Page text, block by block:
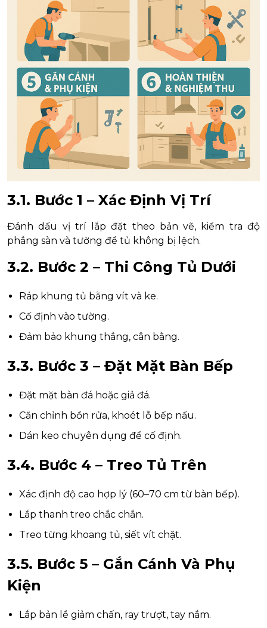
3.1. Bước 1 – Xác Định Vị Trí
Đánh dấu vị trí lắp đặt theo bản vẽ, kiểm tra độ
phẳng sàn và tường để tủ không bị lệch.
3.2. Bước 2 – Thi Công Tủ Dưới
Ráp khung tủ bằng vít và ke.
Cố định vào tường.
Đảm bảo khung thẳng, cân bằng.
3.3. Bước 3 – Đặt Mặt Bàn Bếp
Đặt mặt bàn đá hoặc giả đá.
Căn chỉnh bồn rửa, khoét lỗ bếp nấu.
Dán keo chuyên dụng để cố định.
3.4. Bước 4 – Treo Tủ Trên
Xác định độ cao hợp lý (60–70 cm từ bàn bếp).
Lắp thanh treo chắc chắn.
Treo từng khoang tủ, siết vít chặt.
3.5. Bước 5 – Gắn Cánh Và Phụ
Kiện
Lắp bản lề giảm chấn, ray trượt, tay nắm.